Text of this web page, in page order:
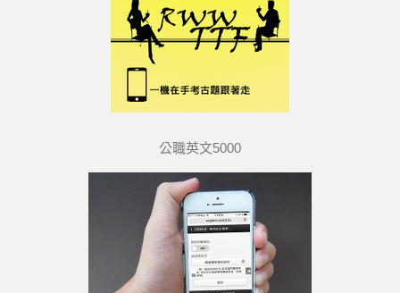
公職英文5000